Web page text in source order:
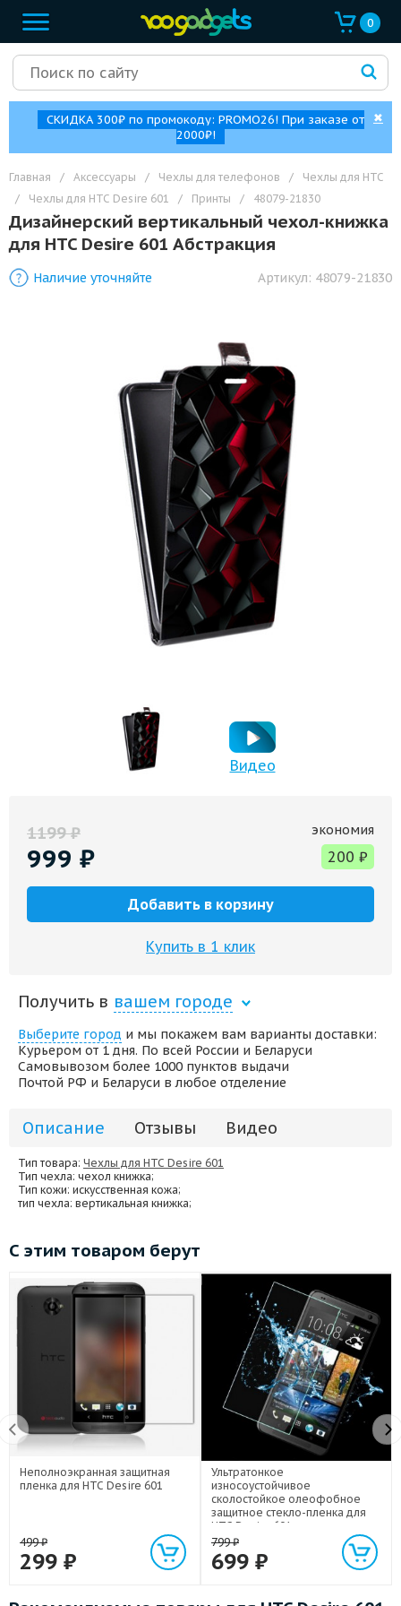
0
СКИДКА 300₽ по промокоду: PROMO26! При заказе от
2000₽!
✖
Главная / Аксессуары / Чехлы для телефонов /
Чехлы для HTC
/
Чехлы для HTC Desire 601 / Принты / 48079-21830
Дизайнерский вертикальный чехол-книжка
для HTC Desire 601 Абстракция
Видео
Наличие уточняйте Артикул: 48079-21830
1199₽
999 ₽
экономия
200 ₽
Добавить в корзину
Купить в 1 клик
Получить в вашем городе
Выберите город и мы покажем вам варианты доставки:
Курьером от 1 дня. По всей России и Беларуси
Самовывозом более 1000 пунктов выдачи
Почтой РФ и Беларуси в любое отделение
Описание Отзывы Видео
Тип товара: Чехлы для HTC Desire 601
Тип чехла: чехол книжка;
Тип кожи: искусственная кожа;
тип чехла: вертикальная книжка;
С этим товаром берут
Неполноэкранная защитная
пленка для HTC Desire 601
499₽
299 ₽
Ультратонкое
износоустойчивое
сколостойкое олеофобное
защитное стекло-пленка для
HTC Desire 601
799₽
699 ₽